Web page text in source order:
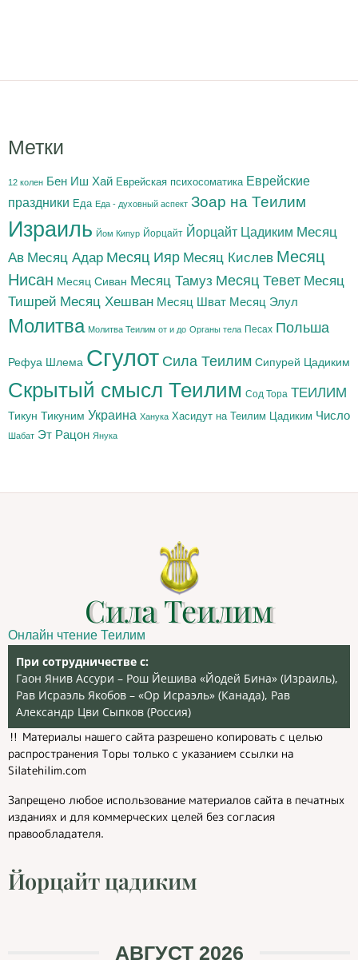
Метки
12 колен Бен Иш Хай Еврейская психосоматика Еврейские
праздники Еда Еда - духовный аспект Зоар на Теилим
Израиль Йом Кипур Йорцайт Йорцайт Цадиким Месяц
Ав Месяц Адар Месяц Ияр Месяц Кислев Месяц
Нисан Месяц Сиван Месяц Тамуз Месяц Тевет Месяц
Тишрей Месяц Хешван Месяц Шват Месяц Элул
Молитва Молитва Теилим от и до Органы тела Песах Польша
Рефуа Шлема Сгулот Сила Теилим Сипурей Цадиким
Скрытый смысл Теилим Сод Тора ТЕИЛИМ
Тикун Тикуним Украина Ханука Хасидут на Теилим Цадиким Число
Шабат Эт Рацон Янука
Сила Теилим
Онлайн чтение Теилим
При сотрудничестве с:
Гаон Янив Ассури – Рош Йешива «Йодей Бина» (Израиль),
Рав Исраэль Якобов – «Ор Исраэль» (Канада), Рав
Александр Цви Сыпков (Россия)
‼️ Материалы нашего сайта разрешено копировать с целью
распространения Торы только с указанием ссылки на
Silatehilim.com
Запрещено любое использование материалов сайта в печатных
изданиях и для коммерческих целей без согласия
правообладателя.
Йорцайт цадиким
АВГУСТ 2026